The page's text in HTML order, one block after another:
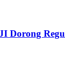
Dorong